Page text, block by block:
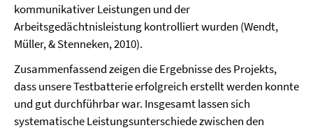
kommunikativer Leistungen und der
Arbeitsgedächtnisleistung kontrolliert wurden (Wendt,
Müller, & Stenneken, 2010).
Zusammenfassend zeigen die Ergebnisse des Projekts,
dass unsere Testbatterie erfolgreich erstellt werden konnte
und gut durchführbar war. Insgesamt lassen sich
systematische Leistungsunterschiede zwischen den